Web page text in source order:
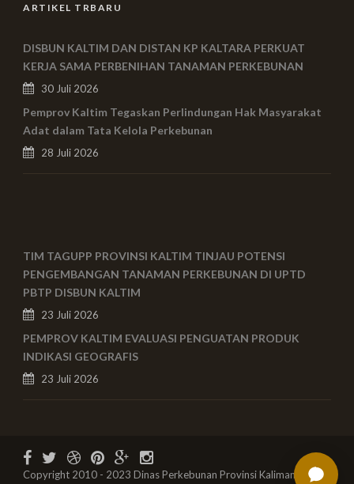
ARTIKEL TRBARU
DISBUN KALTIM DAN DISTAN KP KALTARA PERKUAT
KERJA SAMA PERBENIHAN TANAMAN PERKEBUNAN
30 Juli 2026
Pemprov Kaltim Tegaskan Perlindungan Hak Masyarakat
Adat dalam Tata Kelola Perkebunan
28 Juli 2026
TIM TAGUPP PROVINSI KALTIM TINJAU POTENSI
PENGEMBANGAN TANAMAN PERKEBUNAN DI UPTD
PBTP DISBUN KALTIM
23 Juli 2026
PEMPROV KALTIM EVALUASI PENGUATAN PRODUK
INDIKASI GEOGRAFIS
23 Juli 2026
Copyright 2010 - 2023 Dinas Perkebunan Provinsi Kalimantan